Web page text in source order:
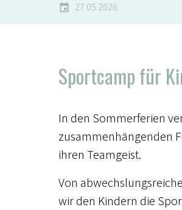
27.05.2026
Sportcamp für
In den Sommerferien
zusammenhängenden
ihren Teamgeist.
Von
wir den Kindern die